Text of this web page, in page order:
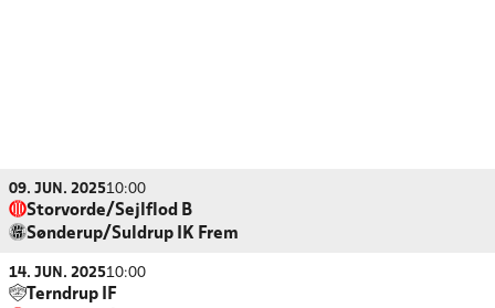
09. JUN. 202510:00
Storvorde/Sejlflod B
Sønderup/Suldrup IK Frem
14. JUN. 202510:00
Terndrup IF